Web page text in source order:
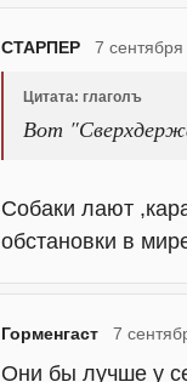
СТАРПЕР 7
Цитата: глаголъ
Вот
Собаки лают
обстановки в
Горменгаст 7
Они бы лучше у